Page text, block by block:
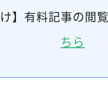
け】有料記事の閲
ちら